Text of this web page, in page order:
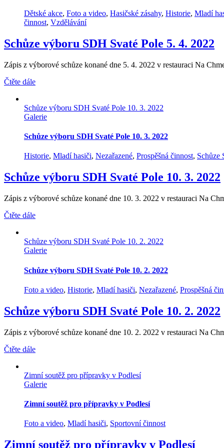
Dětské akce, Foto a video, Hasičské zásahy, Historie, Mladí
činnost, Vzdělávání
Schůze výboru SDH Svaté Pole 5. 4. 2022
Zápis z výborové schůze konané dne 5. 4. 2022 v restauraci Na
Čtěte dále
Schůze výboru SDH Svaté Pole 10. 3. 2022
Galerie
Schůze výboru SDH Svaté Pole 10. 3. 2022
Historie, Mladí hasiči, Nezařazené, Prospěšná činnost, Schůze
Schůze výboru SDH Svaté Pole 10. 3. 2022
Zápis z výborové schůze konané dne 10. 3. 2022 v restauraci Na
Čtěte dále
Schůze výboru SDH Svaté Pole 10. 2. 2022
Galerie
Schůze výboru SDH Svaté Pole 10. 2. 2022
Foto a video, Historie, Mladí hasiči, Nezařazené, Prospěšná
Schůze výboru SDH Svaté Pole 10. 2. 2022
Zápis z výborové schůze konané dne 10. 2. 2022 v restauraci Na
Čtěte dále
Zimní soutěž pro přípravky v Podlesí
Galerie
Zimní soutěž pro přípravky v Podlesí
Foto a video, Mladí hasiči, Sportovní činnost
Zimní soutěž pro přípravky v Podlesí